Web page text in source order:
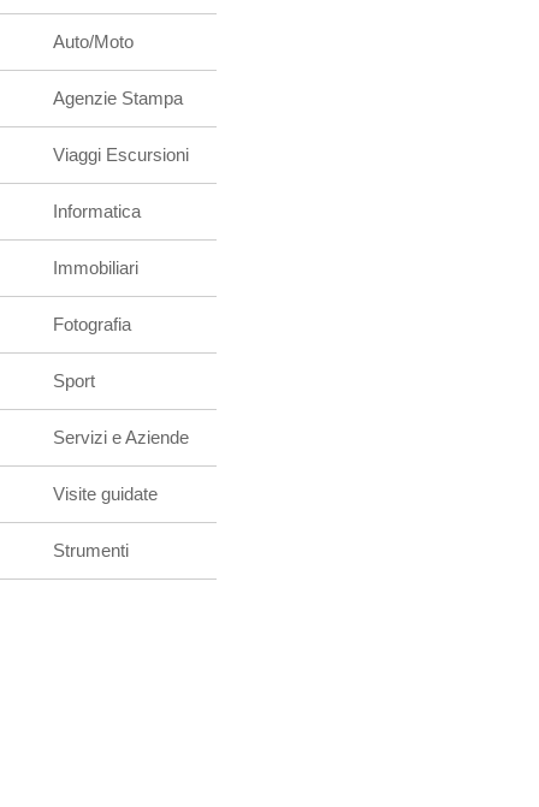
Auto/Moto
Agenzie Stampa
Viaggi Escursioni
Informatica
Immobiliari
Fotografia
Sport
Servizi e Aziende
Visite guidate
Strumenti